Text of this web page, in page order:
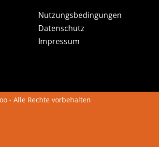
Nutzungsbedingungen
Datenschutz
Impressum
- Alle Rechte vorbehalten